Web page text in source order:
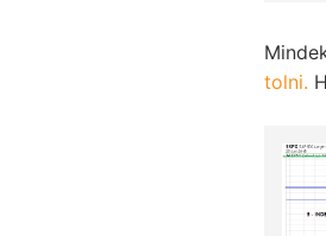
tolni.